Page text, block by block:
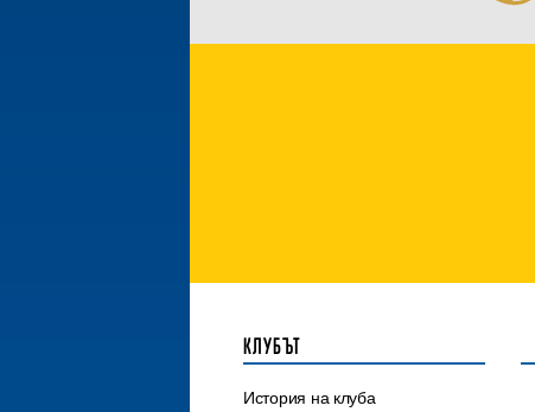
КЛУБЪТ
История на клуба